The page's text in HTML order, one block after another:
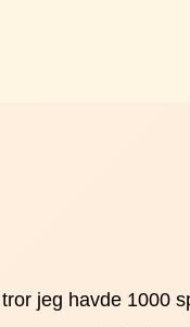
jeg havde 1000